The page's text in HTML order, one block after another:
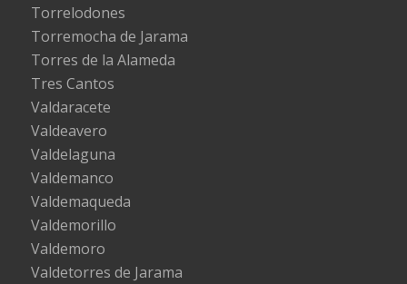
Torrelodones
Torremocha de Jarama
Torres de la Alameda
Tres Cantos
Valdaracete
Valdeavero
Valdelaguna
Valdemanco
Valdemaqueda
Valdemorillo
Valdemoro
Valdetorres de Jarama